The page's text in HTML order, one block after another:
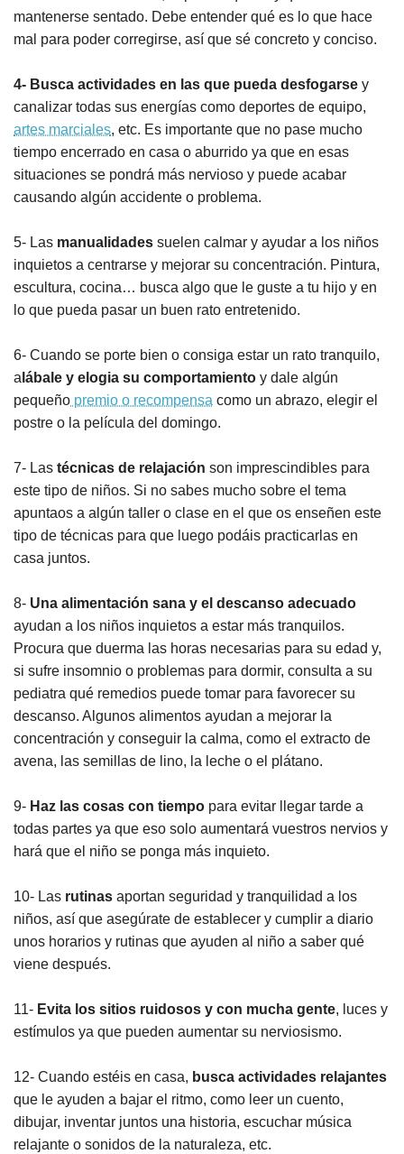
mantenerse sentado. Debe entender qué es lo que hace
mal para poder corregirse, así que sé concreto y conciso.
4- Busca actividades en las que pueda desfogarse y
canalizar todas sus energías como deportes de equipo,
artes marciales, etc. Es importante que no pase mucho
tiempo encerrado en casa o aburrido ya que en esas
situaciones se pondrá más nervioso y puede acabar
causando algún accidente o problema.
5- Las manualidades suelen calmar y ayudar a los niños
inquietos a centrarse y mejorar su concentración. Pintura,
escultura, cocina… busca algo que le guste a tu hijo y en
lo que pueda pasar un buen rato entretenido.
6- Cuando se porte bien o consiga estar un rato tranquilo,
a lábale y elogia su comportamiento y dale algún
pequeño premio o recompensa como un abrazo, elegir el
postre o la película del domingo.
7- Las técnicas de relajación son imprescindibles para
este tipo de niños. Si no sabes mucho sobre el tema
apuntaos a algún taller o clase en el que os enseñen este
tipo de técnicas para que luego podáis practicarlas en
casa juntos.
8- Una alimentación sana y el descanso adecuado
ayudan a los niños inquietos a estar más tranquilos.
Procura que duerma las horas necesarias para su edad y,
si sufre insomnio o problemas para dormir, consulta a su
pediatra qué remedios puede tomar para favorecer su
descanso. Algunos alimentos ayudan a mejorar la
concentración y conseguir la calma, como el extracto de
avena, las semillas de lino, la leche o el plátano.
9- Haz las cosas con tiempo para evitar llegar tarde a
todas partes ya que eso solo aumentará vuestros nervios y
hará que el niño se ponga más inquieto.
10- Las rutinas aportan seguridad y tranquilidad a los
niños, así que asegúrate de establecer y cumplir a diario
unos horarios y rutinas que ayuden al niño a saber qué
viene después.
11- Evita los sitios ruidosos y con mucha gente, luces y
estímulos ya que pueden aumentar su nerviosismo.
12- Cuando estéis en casa, busca actividades relajantes
que le ayuden a bajar el ritmo, como leer un cuento,
dibujar, inventar juntos una historia, escuchar música
relajante o sonidos de la naturaleza, etc.